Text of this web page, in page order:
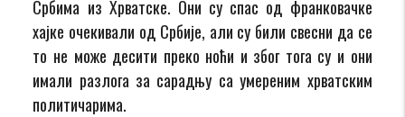
Србима из Хрватске. Они су спас од франковачке
хајке очекивали од Србије, али су били свесни да се
то не може десити преко ноћи и због тога су и они
имали разлога за сарадњу са умереним хрватским
политичарима.